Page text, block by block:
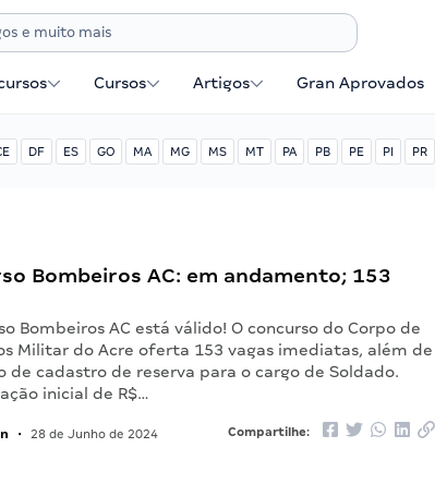
Cursos Artigos Gran Aprovados
DF ES GO MA MG MS MT PA PB PE PI PR
Bombeiros AC: em andamento; 153
Bombeiros AC está válido! O concurso do Corpo de
Militar do Acre oferta 153 vagas imediatas, além de
de cadastro de reserva para o cargo de Soldado.
inicial de R$…
• 28 de Junho de 2024 Compartilhe: